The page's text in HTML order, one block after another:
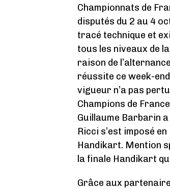
Championnats de
disputés du 2 au 4
tracé technique et
tous les niveaux de
raison de
réussite ce week-
vigueur n’a pas
Champions de
Guillaume Barbarin
Ricci s’est imposé
Handikart. Mention
la finale Handikart
Grâce aux